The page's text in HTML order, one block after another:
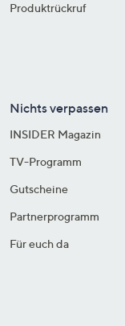
Produktrückruf
Nichts verpassen
INSIDER Magazin
TV-Programm
Gutscheine
Partnerprogramm
Für euch da